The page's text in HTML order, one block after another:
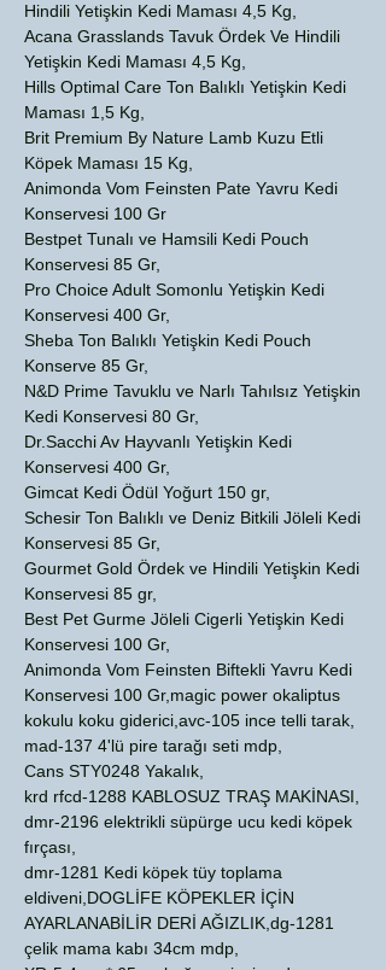
Hindili Yetişkin Kedi Maması 4,5 Kg,
Acana Grasslands Tavuk Ördek Ve Hindili
Yetişkin Kedi Maması 4,5 Kg,
Hills Optimal Care Ton Balıklı Yetişkin Kedi
Maması 1,5 Kg,
Brit Premium By Nature Lamb Kuzu Etli
Köpek Maması 15 Kg,
Animonda Vom Feinsten Pate Yavru Kedi
Konservesi 100 Gr
Bestpet Tunalı ve Hamsili Kedi Pouch
Konservesi 85 Gr,
Pro Choice Adult Somonlu Yetişkin Kedi
Konservesi 400 Gr,
Sheba Ton Balıklı Yetişkin Kedi Pouch
Konserve 85 Gr,
N&D Prime Tavuklu ve Narlı Tahılsız Yetişkin
Kedi Konservesi 80 Gr,
Dr.Sacchi Av Hayvanlı Yetişkin Kedi
Konservesi 400 Gr,
Gimcat Kedi Ödül Yoğurt 150 gr,
Schesir Ton Balıklı ve Deniz Bitkili Jöleli Kedi
Konservesi 85 Gr,
Gourmet Gold Ördek ve Hindili Yetişkin Kedi
Konservesi 85 gr,
Best Pet Gurme Jöleli Cigerli Yetişkin Kedi
Konservesi 100 Gr,
Animonda Vom Feinsten Biftekli Yavru Kedi
Konservesi 100 Gr,magic power okaliptus
kokulu koku giderici,avc-105 ince telli tarak,
mad-137 4'lü pire tarağı seti mdp,
Cans STY0248 Yakalık,
krd rfcd-1288 KABLOSUZ TRAŞ MAKİNASI,
dmr-2196 elektrikli süpürge ucu kedi köpek
fırçası,
dmr-1281 Kedi köpek tüy toplama
eldiveni,DOGLİFE KÖPEKLER İÇİN
AYARLANABİLİR DERİ AĞIZLIK,dg-1281
çelik mama kabı 34cm mdp,